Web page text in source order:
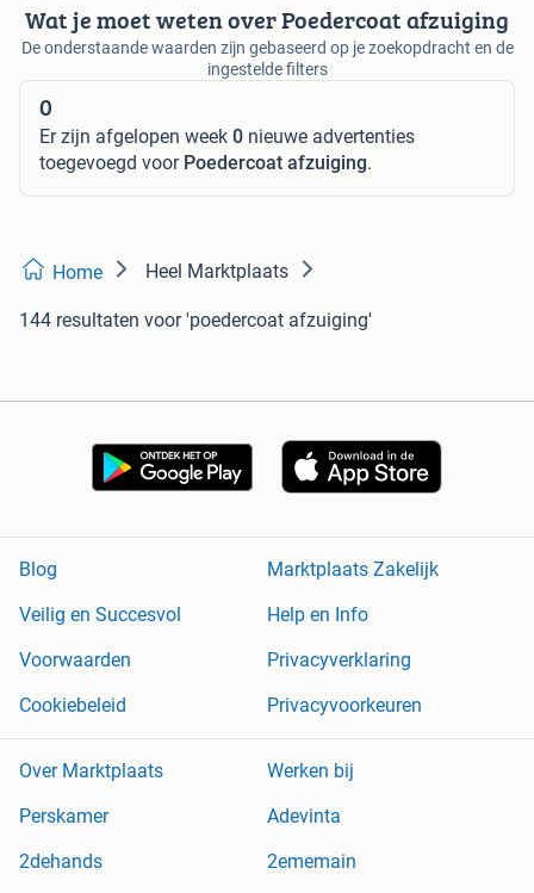
Wat je moet weten over Poedercoat afzuiging
De onderstaande waarden zijn gebaseerd op je zoekopdracht en de
ingestelde filters
0
Er zijn afgelopen week 0 nieuwe advertenties
toegevoegd voor Poedercoat afzuiging.
Home Heel Marktplaats
144 resultaten voor 'poedercoat afzuiging'
Blog
Marktplaats Zakelijk
Veilig en Succesvol
Help en Info
Voorwaarden
Privacyverklaring
Cookiebeleid
Privacyvoorkeuren
Over Marktplaats
Werken bij
Perskamer
Adevinta
2dehands
2ememain